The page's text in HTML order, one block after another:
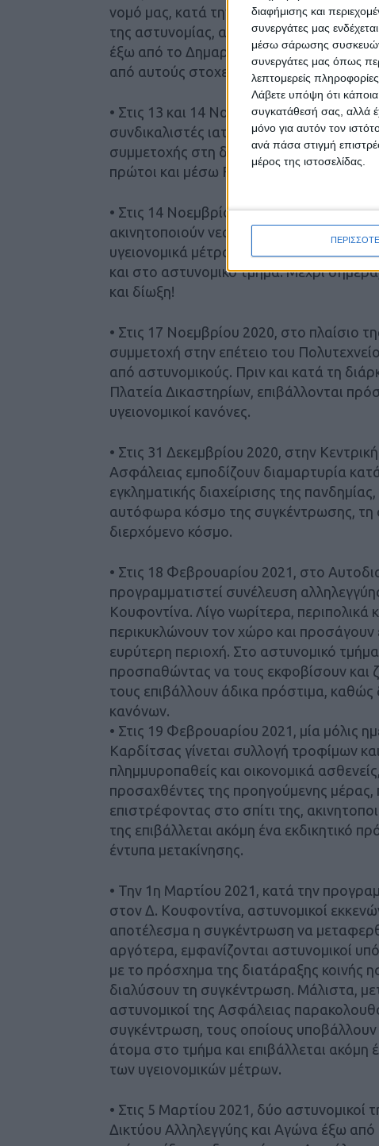
διαφήμισης και
συνεργάτες μας
μέσω σάρωσης συσκευών.
συνεργάτες μας όπως
λεπτομερείς
Λάβετε υπόψη ότι
συγκατάθεσή σας, αλλά
μόνο για αυτόν τον
ανά πάσα στιγμή
μέρος της ιστοσελίδας.
νομό μας, κατά την επίσκεψη του Κυρ.
της αστυνομίας, απαγορεύουν την
έξω από το Δημαρχείο και τους
από αυτούς στοχευμένα με προσαγωγές.
• Στις 13 και 14 Νοεμβρίου 2020,
συνδικαλιστές ιατροί και τρία μέλη του
συμμετοχής στη διαδήλωση του
πρώτοι και μέσω Facebook οι δεύτεροι!
• Στις 14 Νοεμβρίου 2020, στην πλατεία
ακινητοποιούν νεαρή κοπέλα με
υγειονομικά μέτρα, ζητώντας
και στο αστυνομικό τμήμα. Μέχρι
και δίωξη!
• Στις 17 Νοεμβρίου 2020, στο πλαίσιο
συμμετοχή στην επέτειο του
από αστυνομικούς. Πριν και κατά τη
Πλατεία Δικαστηρίων, επιβάλλονται
υγειονομικοί κανόνες.
• Στις 31 Δεκεμβρίου 2020, στην
Ασφάλειας εμποδίζουν διαμαρτυρία
εγκληματικής διαχείρισης της
αυτόφωρα κόσμο της συγκέντρωσης, τη
διερχόμενο κόσμο.
• Στις 18 Φεβρουαρίου 2021, στο
προγραμματιστεί συνέλευση
Κουφοντίνα. Λίγο νωρίτερα, περιπολικά
περικυκλώνουν τον χώρο και προσάγουν
ευρύτερη περιοχή. Στο αστυνομικό
προσπαθώντας να τους εκφοβίσουν και
τους επιβάλλουν άδικα πρόστιμα,
κανόνων.
• Στις 19 Φεβρουαρίου 2021, μία μόλις
Καρδίτσας γίνεται συλλογή τροφίμων
πλημμυροπαθείς και οικονομικά
προσαχθέντες της προηγούμενης μέρας,
επιστρέφοντας στο σπίτι της,
της επιβάλλεται ακόμη ένα εκδικητικό
έντυπα μετακίνησης.
• Την 1η Μαρτίου 2021, κατά την
στον Δ. Κουφοντίνα, αστυνομικοί
αποτέλεσμα η συγκέντρωση να
αργότερα, εμφανίζονται αστυνομικοί
με το πρόσχημα της διατάραξης κοινής
διαλύσουν τη συγκέντρωση. Μάλιστα,
αστυνομικοί της Ασφάλειας
συγκέντρωση, τους οποίους
άτομα στο τμήμα και επιβάλλεται ακόμη
των υγειονομικών μέτρων.
• Στις 5 Μαρτίου 2021, δύο
Δικτύου Αλληλεγγύης και Αγώνα έξω από